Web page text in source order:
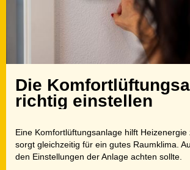
Die
richtig einstellen
Eine Komfortlüftungsanlage hilft Heizenergie
sorgt gleichzeitig für ein gutes Raumklima.
den Einstellungen der Anlage achten sollte.